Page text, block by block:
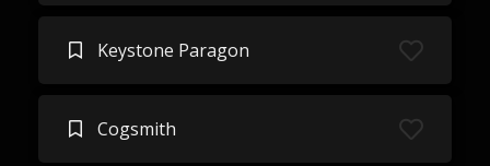
Keystone Paragon
Cogsmith